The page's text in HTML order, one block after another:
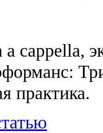
a cappella,
практика.